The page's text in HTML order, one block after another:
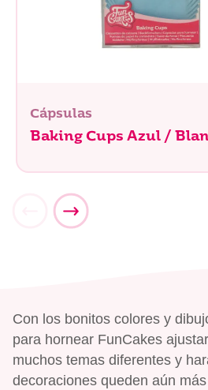
Cápsulas
Baking Cups Azul /
Con los bonitos colores y
para hornear FunCakes
muchos temas diferentes y
decoraciones queden aún